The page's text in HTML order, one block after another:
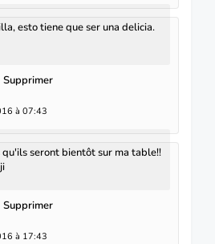
esto tiene que ser una delicia.
Supprimer
à 07:43
qu'ils seront bientôt sur ma table!!
Supprimer
à 17:43